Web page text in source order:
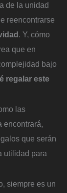
de la unidad
reencontrarse
. Y, cómo
que en
bajo
regalar este
las
encontrará,
que serán
utilidad para
siempre es un